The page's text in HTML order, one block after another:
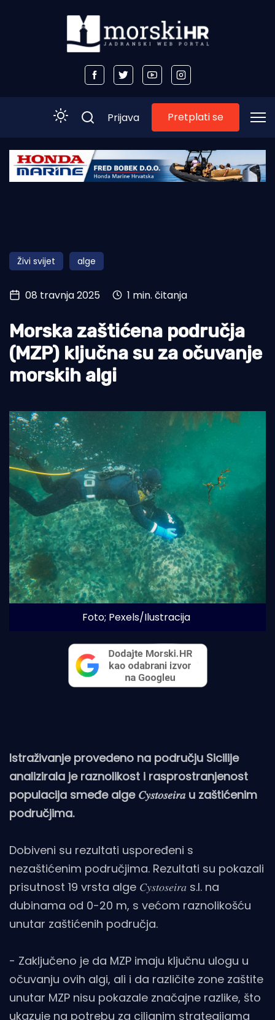
Početna
Obala
Otoci
Turizam i nautika
Pomorstvo
Ribolov
Ekologija
Prijava Pretplati se
Živi svijet alge
08 travnja 2025 1 min. čitanja
Morska zaštićena područja
(MZP) ključna su za očuvanje
morskih algi
Foto; Pexels/Ilustracija
Istraživanje provedeno na području Sicilije
analizirala je raznolikost i rasprostranjenost
populacija smeđe alge 𝐶𝑦𝑠𝑡𝑜𝑠𝑒𝑖𝑟𝑎 u zaštićenim
područjima.
Dobiveni su rezultati uspoređeni s
nezaštićenim područjima. Rezultati su pokazali
prisutnost 19 vrsta alge 𝐶𝑦𝑠𝑡𝑜𝑠𝑒𝑖𝑟𝑎 s.l. na
dubinama od 0-20 m, s većom raznolikošću
unutar zaštićenih područja.
- Zaključeno je da MZP imaju ključnu ulogu u
očuvanju ovih algi, ali i da različite zone zaštite
unutar MZP nisu pokazale značajne razlike, što
ukazuje na potrebu za ciljanim strategijama